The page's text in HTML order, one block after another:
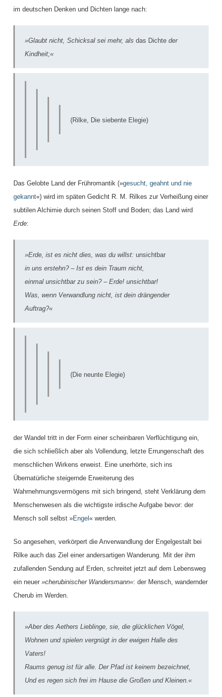
im deutschen Denken und Dichten lange nach:
»Glaubt nicht, Schicksal sei mehr, als das Dichte der
Kindheit;«
(Rilke, Die siebente Elegie)
Das Gelobte Land der Frühromantik (»gesucht, geahnt und nie
gekannt«) wird im späten Gedicht R. M. Rilkes zur Verheißung einer
subtilen Alchimie durch seinen Stoff und Boden; das Land wird
Erde:
»Erde, ist es nicht dies, was du willst: unsichtbar
in uns erstehn? – Ist es dein Traum nicht,
einmal unsichtbar zu sein? – Erde! unsichtbar!
Was, wenn Verwandlung nicht, ist dein drängender
Auftrag?«
(Die neunte Elegie)
der Wandel tritt in der Form einer scheinbaren Verflüchtigung ein,
die sich schließlich aber als Vollendung, letzte Errungenschaft des
menschlichen Wirkens erweist. Eine unerhörte, sich ins
Übernatürliche steigernde Erweiterung des
Wahrnehmungsvermögens mit sich bringend, steht Verklärung dem
Menschenwesen als die wichtigste irdische Aufgabe bevor: der
Mensch soll selbst »Engel « werden.
So angesehen, verkörpert die Anverwandlung der Engelgestalt bei
Rilke auch das Ziel einer andersartigen Wanderung. Mit der ihm
zufallenden Sendung auf Erden, schreitet jetzt auf dem Lebensweg
ein neuer »cherubinischer Wandersmann«: der Mensch, wandernder
Cherub im Werden.
»Aber des Aethers Lieblinge, sie, die glücklichen Vögel,
Wohnen und spielen vergnügt in der ewigen Halle des
Vaters!
Raums genug ist für alle. Der Pfad ist keinem bezeichnet,
Und es regen sich frei im Hause die Großen und Kleinen.«